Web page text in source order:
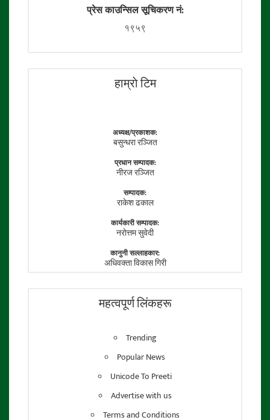
प्रेस काउन्सिल सूचिकरण नं:
१९५९
हाम्राे टिम
अध्यक्ष/प्रकाशक:
बसुन्धरा रञ्जित
प्रधान सम्पादक:
नीरज रञ्जित
सम्पादक:
राकेश ढकाल
कार्यकारी सम्पादक:
नराेत्तम सुवेदी
कानुनी सल्लाहकार:
अधिवक्ता विकास गिरी
तेजेन्द्र श्रेष्ठ
महत्वपूर्ण लिंकहरू
Trending
Popular News
Unicode To Preeti
Advertise with us
Terms and Conditions